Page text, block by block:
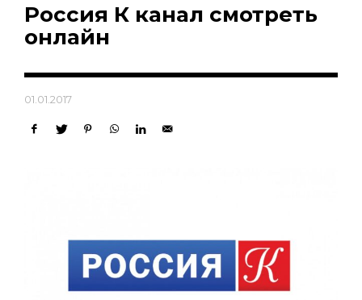
Россия К канал смотреть
онлайн
01.01.2017